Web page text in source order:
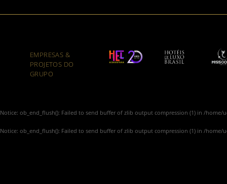
EMPRESAS &
PROJETOS DO
GRUPO
Notice: ob_end_flush(): Failed to send buffer of zlib output compression (1) in /home/
Notice: ob_end_flush(): Failed to send buffer of zlib output compression (1) in /home/